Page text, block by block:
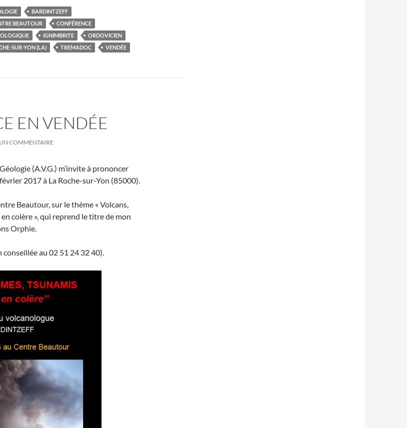
BARDINTZEFF
BEAUTOUR
CONFÉRENCE
IGNIMBRITE
ORDOVICIEN
SUR-YON (LA) TREMADOC VENDÉE
EN VENDÉE
COMMENTAIRE
(A.V.G.) m’invite à prononcer
2017 à La Roche-sur-Yon (85000).
Beautour, sur le thème « Volcans,
colère », qui reprend le titre de mon
Orphie.
conseillée au 02 51 24 32 40).